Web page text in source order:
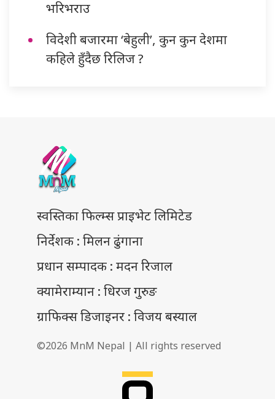
भरिभराउ
विदेशी बजारमा ‘बेहुली’, कुन कुन देशमा
कहिले हुँदैछ रिलिज ?
स्वस्तिका फिल्म्स प्राइभेट लिमिटेड
निर्देशक : मिलन ढुंगाना
प्रधान सम्पादक : मदन रिजाल
क्यामेराम्यान : धिरज गुरुङ
ग्राफिक्स डिजाइनर : विजय बस्याल
©2026 MnM Nepal | All rights reserved